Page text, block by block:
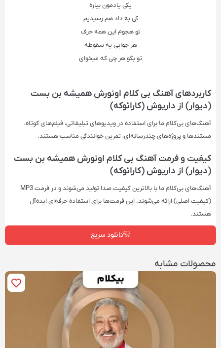
یکی یادمون بیاره
کی به داد هم رسیدیم
تو هجوم این همه حرف
هر جوابی یه سقوطه
تو بگو هر چی که میخوای
کاربردهای آهنگ بی کلام اونورش همیشه بن بست
(دیوار) از داریوش (کارائوکه)
آهنگ‌های بی‌کلام ما برای استفاده در ویدیوهای تبلیغاتی، فیلم‌های کوتاه،
مستندها و پروژه‌های چندرسانه‌ای، تمرین خوانندگی مناسب هستند.
کیفیت و فرمت آهنگ بی کلام اونورش همیشه بن بست
(دیوار) از داریوش (کارائوکه)
آهنگ‌های بی‌کلام ما با بالاترین کیفیت صدا تولید می‌شوند و در فرمت‌ MP3
(کیفیت اصلی) ارائه می‌شوند. این فرمت‌ها برای استفاده حرفه‌ای ایده‌آل
هستند.
دانلود سریع
محصولات مشابه